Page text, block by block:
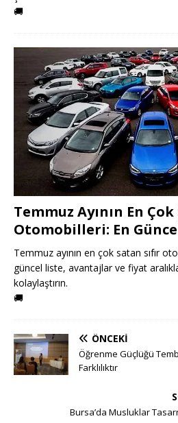
🚚
Temmuz Ayının En Çok
Otomobilleri: En
Temmuz ayının en çok satan sıfır
güncel liste, avantajlar ve fiyat
kolaylaştırın.
🚚
ÖNCEKI
Öğrenme Güçlüğü
Farklılıktır
Bursa’da Musluklar